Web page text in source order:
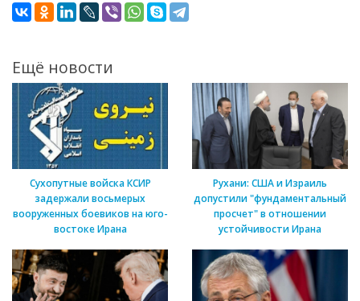
Ещё новости
Сухопутные войска КСИР
задержали восьмерых
вооруженных боевиков на юго-
востоке Ирана
Рухани: США и Израиль
допустили "фундаментальный
просчет" в отношении
устойчивости Ирана